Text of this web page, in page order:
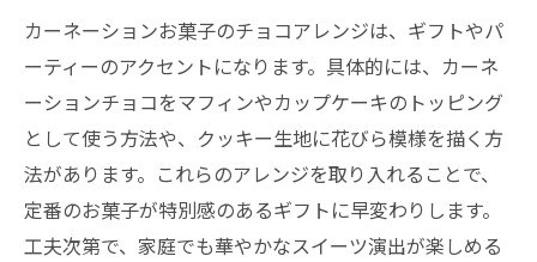
カーネーションお菓子のチョコアレンジは、ギフトやパ
ーティーのアクセントになります。具体的には、カーネ
ーションチョコをマフィンやカップケーキのトッピング
として使う方法や、クッキー生地に花びら模様を描く方
法があります。これらのアレンジを取り入れることで、
定番のお菓子が特別感のあるギフトに早変わりします。
工夫次第で、家庭でも華やかなスイーツ演出が楽しめる